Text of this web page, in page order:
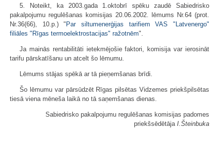
5. Noteikt, ka 2003.gada 1.oktobrī spēku zaudē Sabiedrisko
pakalpojumu regulēšanas komisijas 20.06.2002. lēmums Nr.64 (prot.
Nr.36(66), 10.p.) " Par siltumenerģijas tarifiem VAS "Latvenergo"
filiāles "Rīgas termoelektrostacijas" ražotnēm".
Ja mainās rentabilitāti ietekmējošie faktori, komisija var ierosināt
tarifu pārskatīšanu un atcelt šo lēmumu.
Lēmums stājas spēkā ar tā pieņemšanas brīdi.
Šo lēmumu var pārsūdzēt Rīgas pilsētas Vidzemes priekšpilsētas
tiesā viena mēneša laikā no tā saņemšanas dienas.
Sabiedrisko pakalpojumu regulēšanas komisijas padomes
priekšsēdētāja I.Šteinbuka